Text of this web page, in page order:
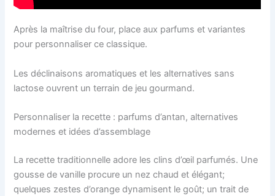
Après la maîtrise du four, place aux parfums et variantes
pour personnaliser ce classique.
Les déclinaisons aromatiques et les alternatives sans
lactose ouvrent un terrain de jeu gourmand.
Personnaliser la recette : parfums d’antan, alternatives
modernes et idées d’assemblage
La recette traditionnelle adore les clins d’œil parfumés. Une
gousse de vanille procure un nez chaud et élégant;
quelques zestes d’orange dynamisent le goût; un trait de